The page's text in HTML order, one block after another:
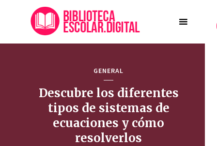
GENERAL
Descubre los diferentes
tipos de sistemas de
ecuaciones y cómo
resolverlos